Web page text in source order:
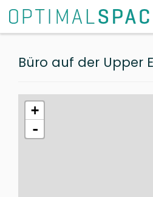
Büro auf der Upper
+
-